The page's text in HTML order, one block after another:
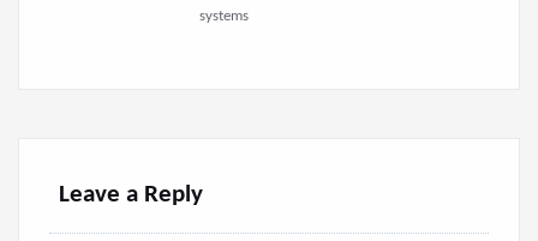
systems
Leave a Reply